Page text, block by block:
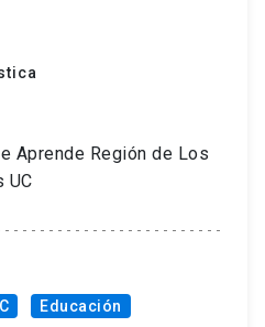
Aprende Región de Los
UC
Educación